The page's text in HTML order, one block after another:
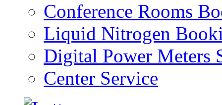
Conference Rooms
Liquid Nitrogen
Digital Power Meters
Center Service